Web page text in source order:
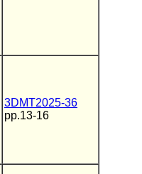
3DMT2025-36
pp.13-16